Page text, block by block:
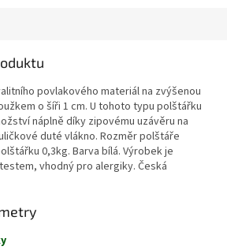
povlakového materiál na zvýšenou
o šíři 1 cm. U tohoto typu polštářku
náplně díky zipovému uzávěru na
duté vlákno. Rozměr polštáře
0,3kg. Barva bílá. Výrobek je
vhodný pro alergiky. Česká